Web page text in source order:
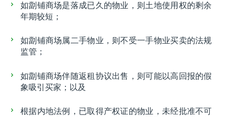
如劏铺商场是落成已久的物业，则土地使用权的剩余
年期较短；
如劏铺商场属二手物业，则不受一手物业买卖的法规
监管；
如劏铺商场伴随返租协议出售，则可能以高回报的假
象吸引买家；以及
根据内地法例，已取得产权证的物业，未经批准不可